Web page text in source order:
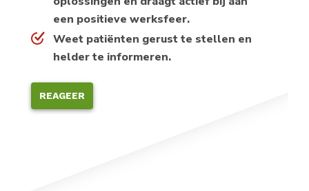
een positieve werksfeer.
Weet patiënten gerust te stellen en
helder te informeren.
REAGEER